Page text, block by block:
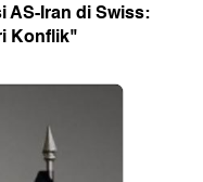
AS-Iran di Swiss:
Konflik"